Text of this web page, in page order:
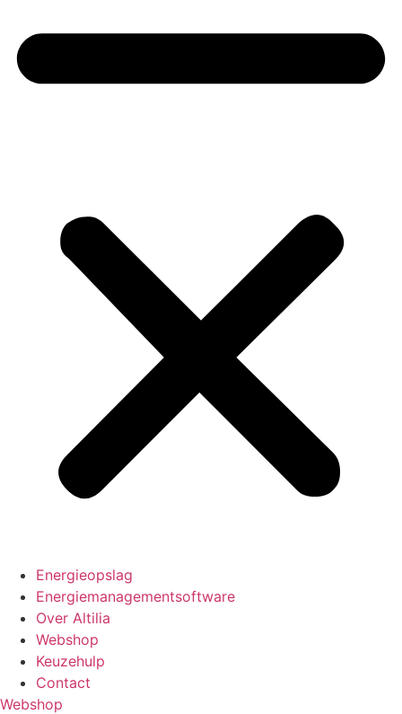
Energieopslag
Energiemanagementsoftware
Over Altilia
Webshop
Keuzehulp
Contact
Webshop